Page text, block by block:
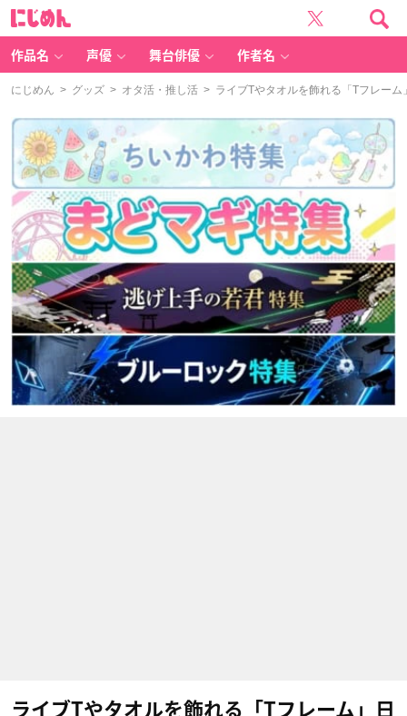
作品名 声優 舞台俳優 作者名
にじめん > グッズ > オタ活・推し活 > ライブTやタオルを飾れる「Tフレー
ライブTやタオルを飾れる「Tフレーム」日